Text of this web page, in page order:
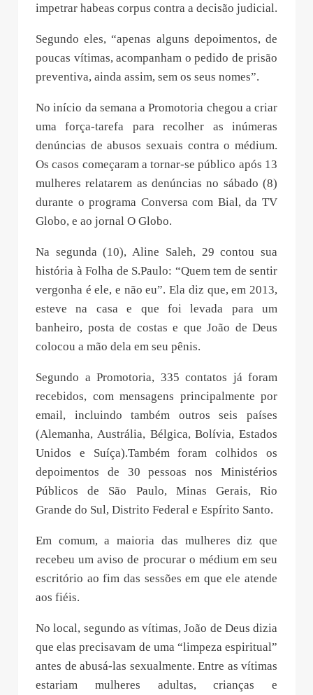
impetrar habeas corpus contra a decisão judicial.
Segundo eles, “apenas alguns depoimentos, de
poucas vítimas, acompanham o pedido de prisão
preventiva, ainda assim, sem os seus nomes”.
No início da semana a Promotoria chegou a criar
uma força-tarefa para recolher as inúmeras
denúncias de abusos sexuais contra o médium.
Os casos começaram a tornar-se público após 13
mulheres relatarem as denúncias no sábado (8)
durante o programa Conversa com Bial, da TV
Globo, e ao jornal O Globo.
Na segunda (10), Aline Saleh, 29 contou sua
história à Folha de S.Paulo: “Quem tem de sentir
vergonha é ele, e não eu”. Ela diz que, em 2013,
esteve na casa e que foi levada para um
banheiro, posta de costas e que João de Deus
colocou a mão dela em seu pênis.
Segundo a Promotoria, 335 contatos já foram
recebidos, com mensagens principalmente por
email, incluindo também outros seis países
(Alemanha, Austrália, Bélgica, Bolívia, Estados
Unidos e Suíça).Também foram colhidos os
depoimentos de 30 pessoas nos Ministérios
Públicos de São Paulo, Minas Gerais, Rio
Grande do Sul, Distrito Federal e Espírito Santo.
Em comum, a maioria das mulheres diz que
recebeu um aviso de procurar o médium em seu
escritório ao fim das sessões em que ele atende
aos fiéis.
No local, segundo as vítimas, João de Deus dizia
que elas precisavam de uma “limpeza espiritual”
antes de abusá-las sexualmente. Entre as vítimas
estariam mulheres adultas, crianças e